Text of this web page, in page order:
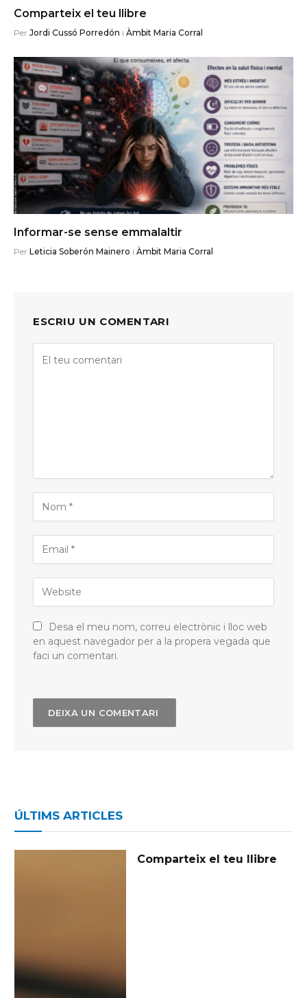
Comparteix el teu llibre
Per Jordi Cussó Porredón i Àmbit Maria Corral
Informar-se sense emmalaltir
Per Leticia Soberón Mainero i Àmbit Maria Corral
ESCRIU UN COMENTARI
Desa el meu nom, correu electrònic i lloc web
en aquest navegador per a la propera vegada que
faci un comentari.
ÚLTIMS ARTICLES
Comparteix el teu llibre